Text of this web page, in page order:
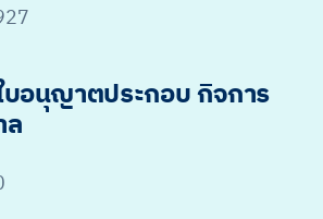
บอนุญาตประกอบ กิจการ